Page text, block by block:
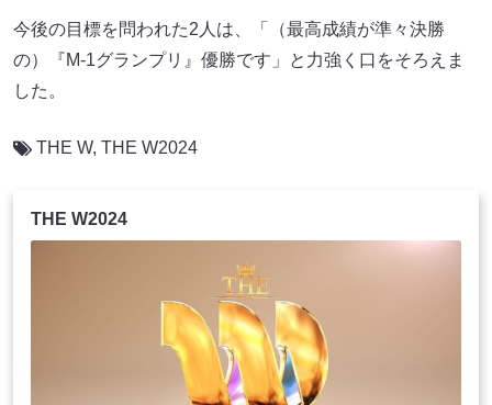
今後の目標を問われた2人は、「（最高成績が準々決勝
の）『M-1グランプリ』優勝です」と力強く口をそろえま
した。
THE W, THE W2024
THE W2024